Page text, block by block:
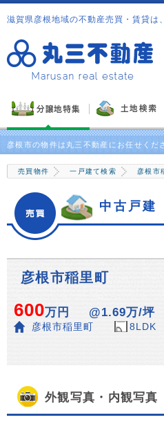
滋賀県彦根地域の不動産売買・賃貸は
ント！
彦根市の物件は丸三不動産にお任せく
売買物件 一戸建て検索 彦根市
中古戸建
彦根市稲里町
600万円 @1.69万/坪
彦根市稲里町 8LDK
外観写真・内観写真